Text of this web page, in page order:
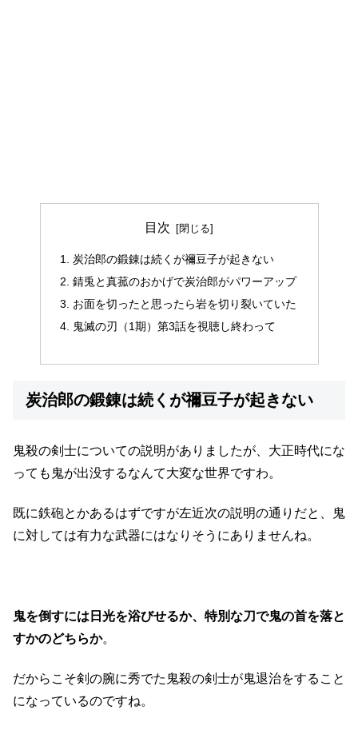
目次
炭治郎の鍛錬は続くが禰豆子が起きない
錆兎と真菰のおかげで炭治郎がパワーアップ
お面を切ったと思ったら岩を切り裂いていた
鬼滅の刃（1期）第3話を視聴し終わって
炭治郎の鍛錬は続くが禰豆子が起きない
鬼殺の剣士についての説明がありましたが、大正時代にな
っても鬼が出没するなんて大変な世界ですわ。
既に鉄砲とかあるはずですが左近次の説明の通りだと、鬼
に対しては有力な武器にはなりそうにありませんね。
鬼を倒すには日光を浴びせるか、特別な刀で鬼の首を落と
すかのどちらか。
だからこそ剣の腕に秀でた鬼殺の剣士が鬼退治をすること
になっているのですね。